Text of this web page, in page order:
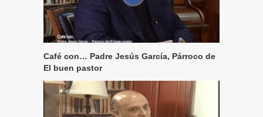
Café con… Padre Jesús García, Párroco de
El buen pastor